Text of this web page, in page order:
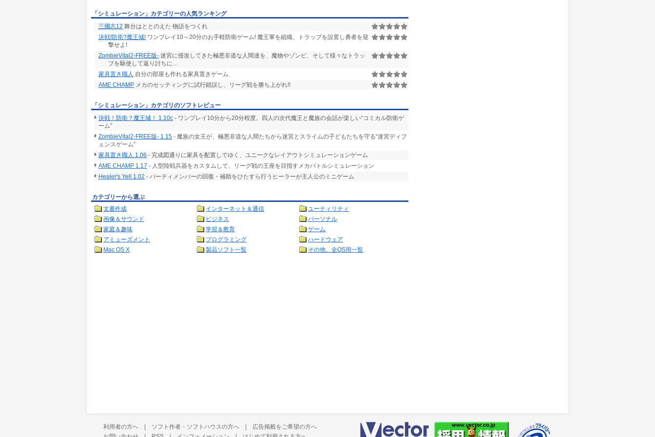
「シミュレーション」カテゴリーの人気ランキング
三國志12 舞台はととのえた 物語をつくれ
決戦!防衛?魔王城! ワンプレイ10～20分のお手軽防衛ゲーム! 魔王軍を組織、トラップを設置し勇者を迎
撃せよ!
ZombieVital2-FREE版- 迷宮に侵攻してきた極悪非道な人間達を、魔物やゾンビ、そして様々なトラッ
プを駆使して返り討ちに…
家具置き職人 自分の部屋も作れる家具置きゲーム
AME CHAMP メカのセッティングに試行錯誤し、リーグ戦を勝ち上がれ!!
「シミュレーション」カテゴリのソフトレビュー
決戦！防衛？魔王城！ 1.10c - ワンプレイ10分から20分程度。四人の次代魔王と魔族の会話が楽しい“コミカル防衛ゲ
ーム”
ZombieVital2-FREE版- 1.15 - 魔族の女王が、極悪非道な人間たちから迷宮とスライムの子どもたちを守る“迷宮ディフ
ェンスゲーム”
家具置き職人 1.06 - 完成図通りに家具を配置してゆく、ユニークなレイアウトシミュレーションゲーム
AME CHAMP 1.17 - 人型陸戦兵器をカスタムして、リーグ戦の王座を目指すメカバトルシミュレーション
Healer's Yell 1.02 - パーティメンバーの回復・補助をひたすら行うヒーラーが主人公のミニゲーム
カテゴリーから選ぶ
文書作成
インターネット＆通信
ユーティリティ
画像＆サウンド
ビジネス
パーソナル
家庭＆趣味
学習＆教育
ゲーム
アミューズメント
プログラミング
ハードウェア
Mac OS X
製品ソフト一覧 その他、全OS用一覧
利用者の方へ | ソフト作者・ソフトハウスの方へ | 広告掲載をご希望の方へ